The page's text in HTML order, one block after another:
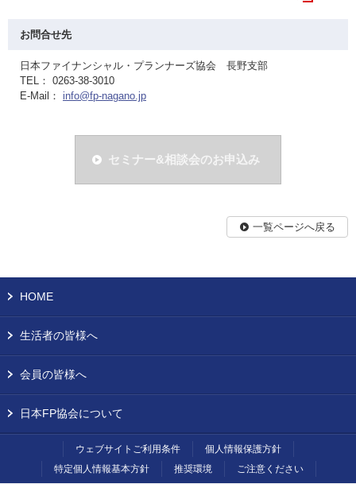
お問合せ先
日本ファイナンシャル・プランナーズ協会 長野支部
TEL： 0263-38-3010
E-Mail： info@fp-nagano.jp
セミナー&相談会のお申込み
一覧ページへ戻る
HOME
生活者の皆様へ
会員の皆様へ
日本FP協会について
ウェブサイトご利用条件
個人情報保護方針
特定個人情報基本方針
推奨環境 ご注意ください